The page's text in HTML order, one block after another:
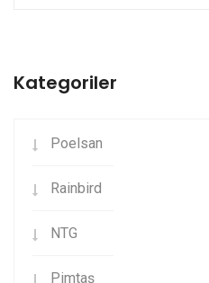
Kategoriler
Poelsan
Rainbird
NTG
Pimtaş